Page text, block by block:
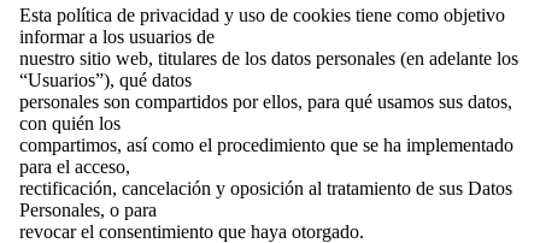
Esta política de privacidad y uso de cookies tiene como objetivo
informar a los usuarios de
nuestro sitio web, titulares de los datos personales (en adelante los
“Usuarios”), qué datos
personales son compartidos por ellos, para qué usamos sus datos,
con quién los
compartimos, así como el procedimiento que se ha implementado
para el acceso,
rectificación, cancelación y oposición al tratamiento de sus Datos
Personales, o para
revocar el consentimiento que haya otorgado.